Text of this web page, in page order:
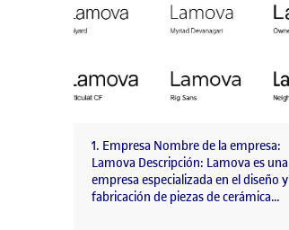
1. Empresa Nombre de la empresa:
Lamova Descripción: Lamova es una
empresa especializada en el diseño y
fabricación de piezas de cerámica…